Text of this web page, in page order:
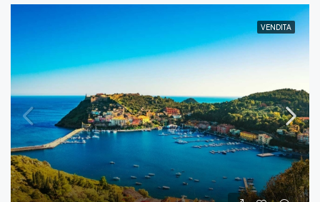
VENDITA